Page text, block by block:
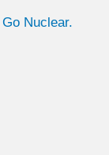
Nuclear.